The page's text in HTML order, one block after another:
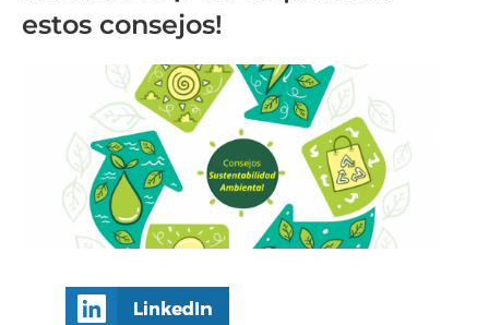
estos consejos!